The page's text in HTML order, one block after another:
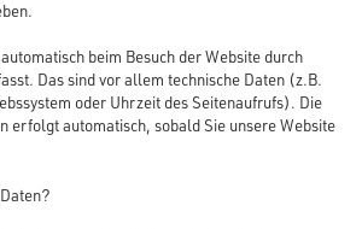
beim Besuch der Website durch
Das sind vor allem technische Daten (z.B.
oder Uhrzeit des Seitenaufrufs). Die
erfolgt automatisch, sobald Sie unsere Website